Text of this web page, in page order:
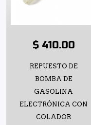
$ 410.00
REPUESTO DE
BOMBA DE
GASOLINA
ELECTRÓNICA CON
COLADOR